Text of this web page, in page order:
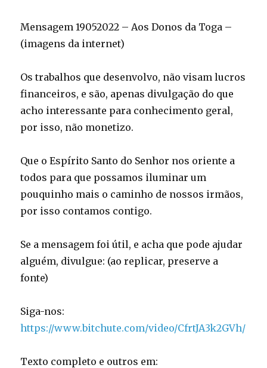
Mensagem 19052022 – Aos Donos da Toga –
(imagens da internet)
Os trabalhos que desenvolvo, não visam lucros
financeiros, e são, apenas divulgação do que
acho interessante para conhecimento geral,
por isso, não monetizo.
Que o Espírito Santo do Senhor nos oriente a
todos para que possamos iluminar um
pouquinho mais o caminho de nossos irmãos,
por isso contamos contigo.
Se a mensagem foi útil, e acha que pode ajudar
alguém, divulgue: (ao replicar, preserve a
fonte)
Siga-nos:
https://www.bitchute.com/video/CfrtJA3k2GVh/
Texto completo e outros em: